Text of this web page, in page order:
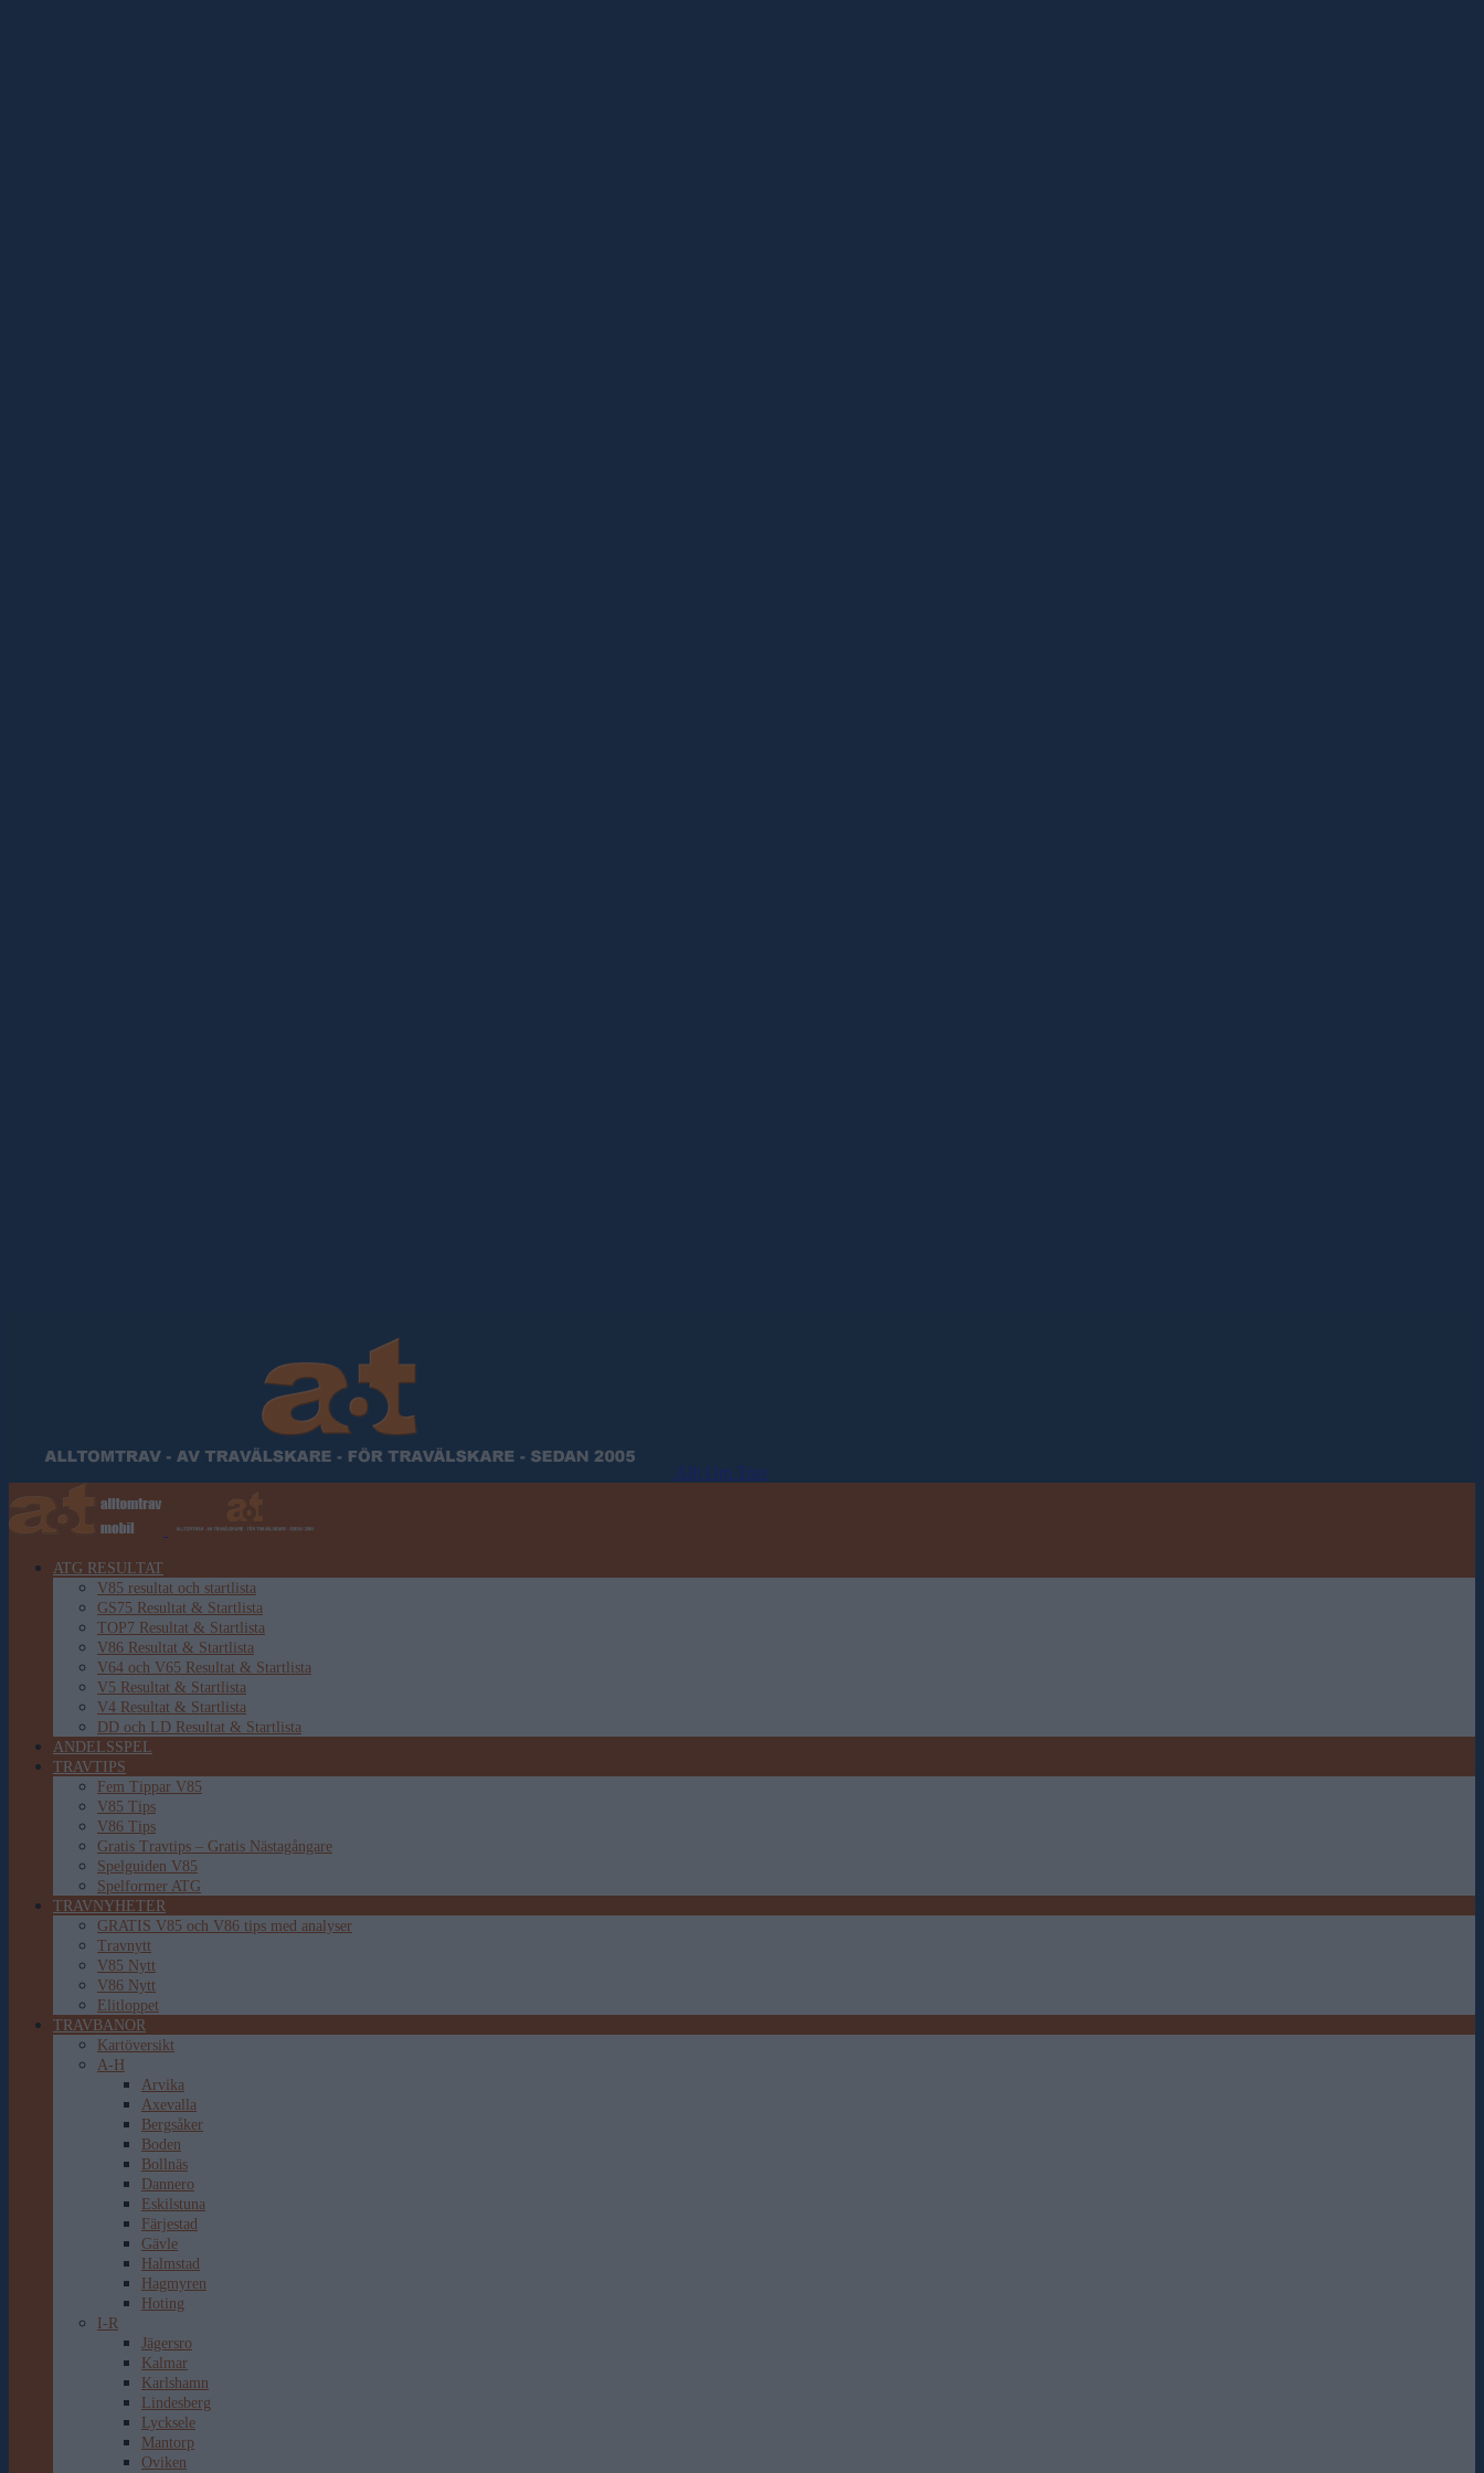
Allt Om Trav
ATG RESULTAT
V85 resultat och startlista
GS75 Resultat & Startlista
TOP7 Resultat & Startlista
V86 Resultat & Startlista
V64 och V65 Resultat & Startlista
V5 Resultat & Startlista
V4 Resultat & Startlista
DD och LD Resultat & Startlista
ANDELSSPEL
TRAVTIPS
Fem Tippar V85
V85 Tips
V86 Tips
Gratis Travtips – Gratis Nästagångare
Spelguiden V85
Spelformer ATG
TRAVNYHETER
GRATIS V85 och V86 tips med analyser
Travnytt
V85 Nytt
V86 Nytt
Elitloppet
TRAVBANOR
Kartöversikt
A-H
Arvika
Axevalla
Bergsåker
Boden
Bollnäs
Dannero
Eskilstuna
Färjestad
Gävle
Halmstad
Hagmyren
Hoting
I-R
Jägersro
Kalmar
Karlshamn
Lindesberg
Lycksele
Mantorp
Oviken